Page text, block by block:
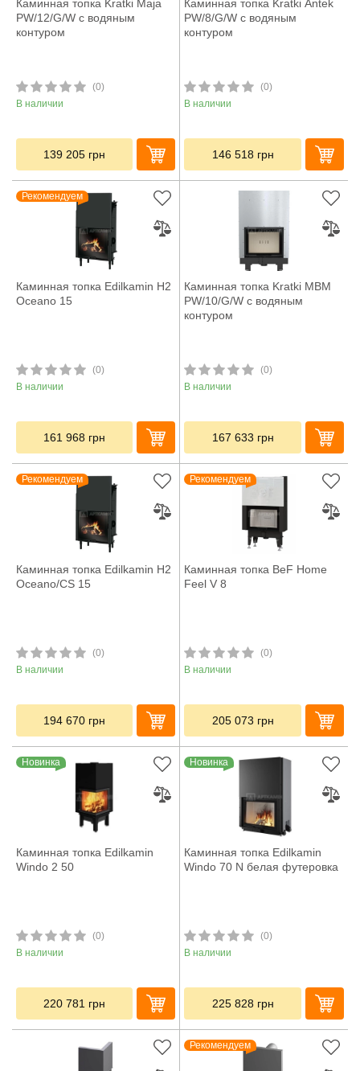
Каминная топка Kratki Maja
PW/12/G/W с водяным
контуром
(0)
В наличии
139 205 грн
Каминная топка Kratki Antek
PW/8/G/W с водяным
контуром
(0)
В наличии
146 518 грн
Рекомендуем
Каминная топка Edilkamin H2
Oceano 15
(0)
В наличии
161 968 грн
Каминная топка Kratki MBM
PW/10/G/W с водяным
контуром
(0)
В наличии
167 633 грн
Рекомендуем
Каминная топка Edilkamin H2
Oceano/CS 15
(0)
В наличии
194 670 грн
Рекомендуем
Каминная топка BeF Home
Feel V 8
(0)
В наличии
205 073 грн
Новинка
Каминная топка Edilkamin
Windo 2 50
(0)
В наличии
220 781 грн
Новинка
Каминная топка Edilkamin
Windo 70 N белая футеровка
(0)
В наличии
225 828 грн
Рекомендуем